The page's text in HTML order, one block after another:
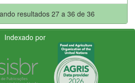
resultados 27 a 36 de 36
Indexado por